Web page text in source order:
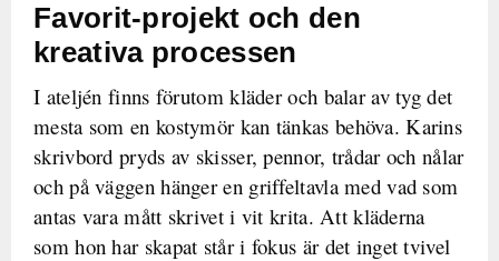
Favorit-projekt och den
kreativa processen
I ateljén finns förutom kläder och balar av tyg det
mesta som en kostymör kan tänkas behöva. Karins
skrivbord pryds av skisser, pennor, trådar och nålar
och på väggen hänger en griffeltavla med vad som
antas vara mått skrivet i vit krita. Att kläderna
som hon har skapat står i fokus är det inget tvivel